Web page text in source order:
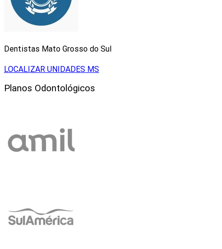
Dentistas Mato Grosso do Sul
LOCALIZAR UNIDADES MS
Planos Odontológicos